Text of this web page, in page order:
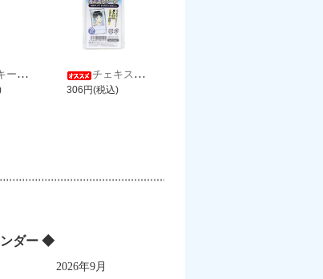
ンド バニラ チェキスリーブ
306円(税込)
ダー ◆
2026年9月